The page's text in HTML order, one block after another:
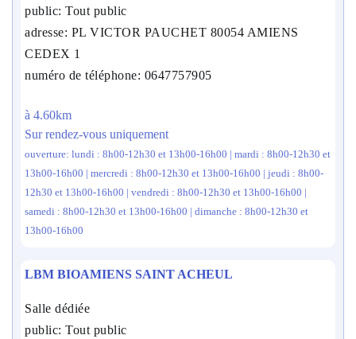
public: Tout public
adresse: PL VICTOR PAUCHET 80054 AMIENS
CEDEX 1
numéro de téléphone: 0647757905
à 4.60km
Sur rendez-vous uniquement
ouverture: lundi : 8h00-12h30 et 13h00-16h00 | mardi : 8h00-12h30 et
13h00-16h00 | mercredi : 8h00-12h30 et 13h00-16h00 | jeudi : 8h00-
12h30 et 13h00-16h00 | vendredi : 8h00-12h30 et 13h00-16h00 |
samedi : 8h00-12h30 et 13h00-16h00 | dimanche : 8h00-12h30 et
13h00-16h00
LBM BIOAMIENS SAINT ACHEUL
Salle dédiée
public: Tout public